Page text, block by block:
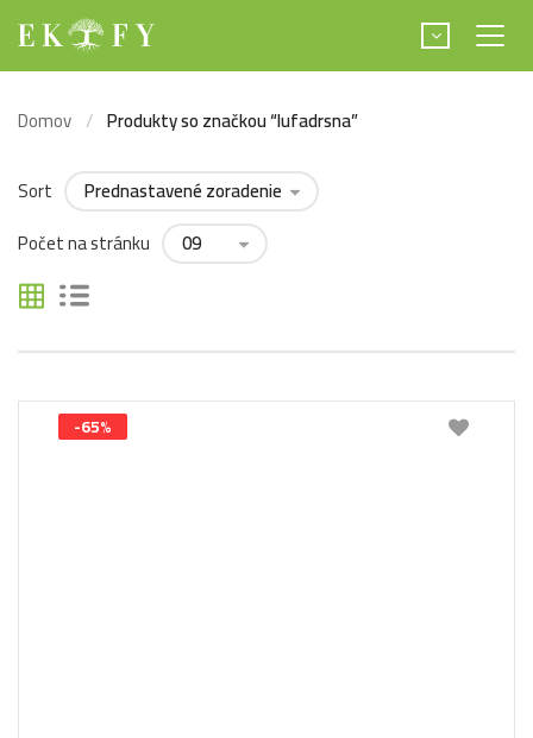
Domov Produkty so značkou “lufadrsna”
Sort
Počet na stránku
-65%